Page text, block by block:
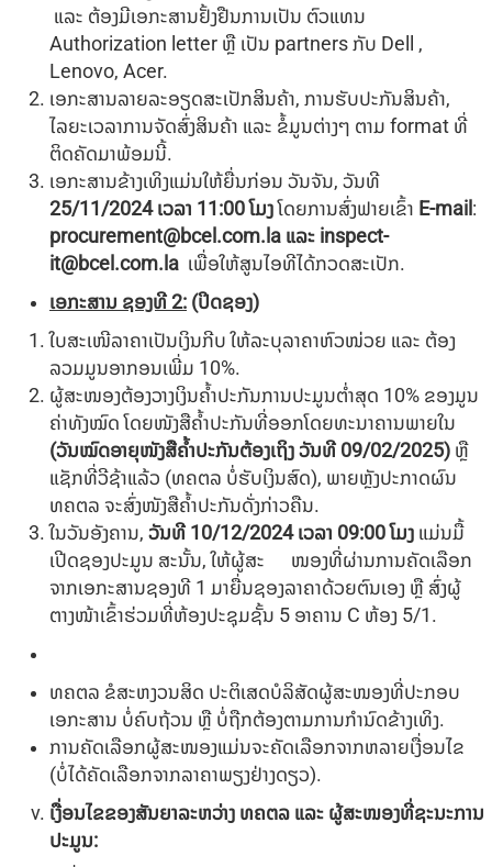
ແລະ ຕ້ອງມີເອກະສານຢັ້ງຢືນການເປັນ ຕົວແທນ
Authorization letter ຫຼື ເປັນ partners ກັບ Dell ,
Lenovo, Acer.
ເອກະສານລາຍລະອຽດສະເປັກສິນຄ້າ, ການຮັບປະກັນສິນຄ້າ,
ໄລຍະເວລາການຈັດສົ່ງສິນຄ້າ ແລະ ຂໍ້ມູນຕ່າງໆ ຕາມ format ທີ່
ຕິດຄັດມາພ້ອມນີ້.
ເອກະສານຂ້າງເທິງແມ່ນໃຫ້ຍື່ນກ່ອນ ວັນຈັນ, ວັນທີ
25/11/2024 ເວລາ 11:00ໂມງໂດຍການສົ່ງຟາຍເຂົ້າ E-mail :
procurement@bcel.com.la ແລະ inspect-
it@bcel.com.la ເພື່ອໃຫ້ສູນໄອທີໄດ້ກວດສະເປັກ.
ເອກະສານ ຊອງທີ 2: (ປິດຊອງ)
ໃບສະເໜີລາຄາເປັນເງິນກີບ ໃຫ້ລະບຸລາຄາຫົວໜ່ວຍ ແລະ ຕ້ອງ
ລວມມູນອາກອນເພີ່ມ 10%.
ຜູ້ສະໜອງຕ້ອງວາງເງິນຄໍ້າປະກັນການປະມູນຕໍ່າສຸດ 10% ຂອງມູນ
ຄ່າທັງໝົດ ໂດຍໜັງສືຄໍ້າປະກັນທີ່ອອກໂດຍທະນາຄານພາຍໃນ
(ວັນໝົດອາຍຸໜັງສືຄໍ້າປະກັນຕ້ອງເຖິງ ວັນທີ 09/02/2025) ຫຼື
ແຊັກທີ່ວີຊ້າແລ້ວ (ທຄຕລ ບໍ່ຮັບເງິນສົດ), ພາຍຫຼັງປະກາດຜົນ
ທຄຕລ ຈະສົ່ງໜັງສືຄໍ້າປະກັນດັ່ງກ່າວຄືນ.
ໃນວັນອັງຄານ, ວັນທີ 10/12/2024 ເວລາ 09:00ໂມງ ແມ່ນມື້
ເປີດຊອງປະມູນ ສະນັ້ນ, ໃຫ້ຜູ້ສະ ໜອງທີ່ຜ່ານການຄັດເລືອກ
ຈາກເອກະສານຊອງທີ 1 ມາຍື່ນຊອງລາຄາດ້ວຍຕົນເອງ ຫຼື ສົ່ງຜູ້
ຕາງໜ້າເຂົ້າຮ່ວມທີ່ຫ້ອງປະຊຸມຊັ້ນ 5 ອາຄານ C ຫ້ອງ 5/1.
ທຄຕລ ຂໍສະຫງວນສິດ ປະຕິເສດບໍລິສັດຜູ້ສະໜອງທີ່ປະກອບ
ເອກະສານ ບໍ່ຄົບຖ້ວນ ຫຼື ບໍ່ຖືກຕ້ອງຕາມການກຳນົດຂ້າງເທິງ.
ການຄັດເລືອກຜູ້ສະໜອງແມ່ນຈະຄັດເລືອກຈາກຫລາຍເງື່ອນໄຂ
(ບໍ່ໄດ້ຄັດເລືອກຈາກລາຄາພຽງຢ່າງດຽວ).
ເງື່ອນໄຂຂອງສັນຍາລະຫວ່າງ ທຄຕລ ແລະ ຜູ້ສະໜອງທີ່ຊະນະການ
ປະມູນ: